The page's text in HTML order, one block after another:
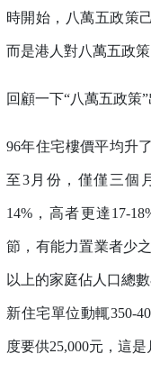
時開始，八萬五政策
而是港人對八萬五政策
回顧一下“八萬五政策
96年住宅樓價平均升
至3月份，僅僅三個
14%，高者更達17-
節，有能力置業者少
以上的家庭佔人口總
新住宅單位動輒350-
度要供25,000元，這